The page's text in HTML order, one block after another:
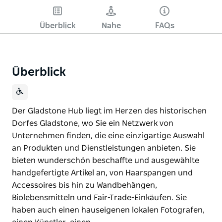
Überblick Nahe FAQs
Überblick
Der Gladstone Hub liegt im Herzen des historischen
Dorfes Gladstone, wo Sie ein Netzwerk von
Unternehmen finden, die eine einzigartige Auswahl
an Produkten und Dienstleistungen anbieten. Sie
bieten wunderschön beschaffte und ausgewählte
handgefertigte Artikel an, von Haarspangen und
Accessoires bis hin zu Wandbehängen,
Biolebensmitteln und Fair-Trade-Einkäufen. Sie
haben auch einen hauseigenen lokalen Fotografen,